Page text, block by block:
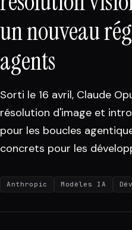
un nouveau
agents
Sorti le 16 avril, Claude
résolution d'image et
pour les boucles
concrets pour les
Anthropic Modèles IA